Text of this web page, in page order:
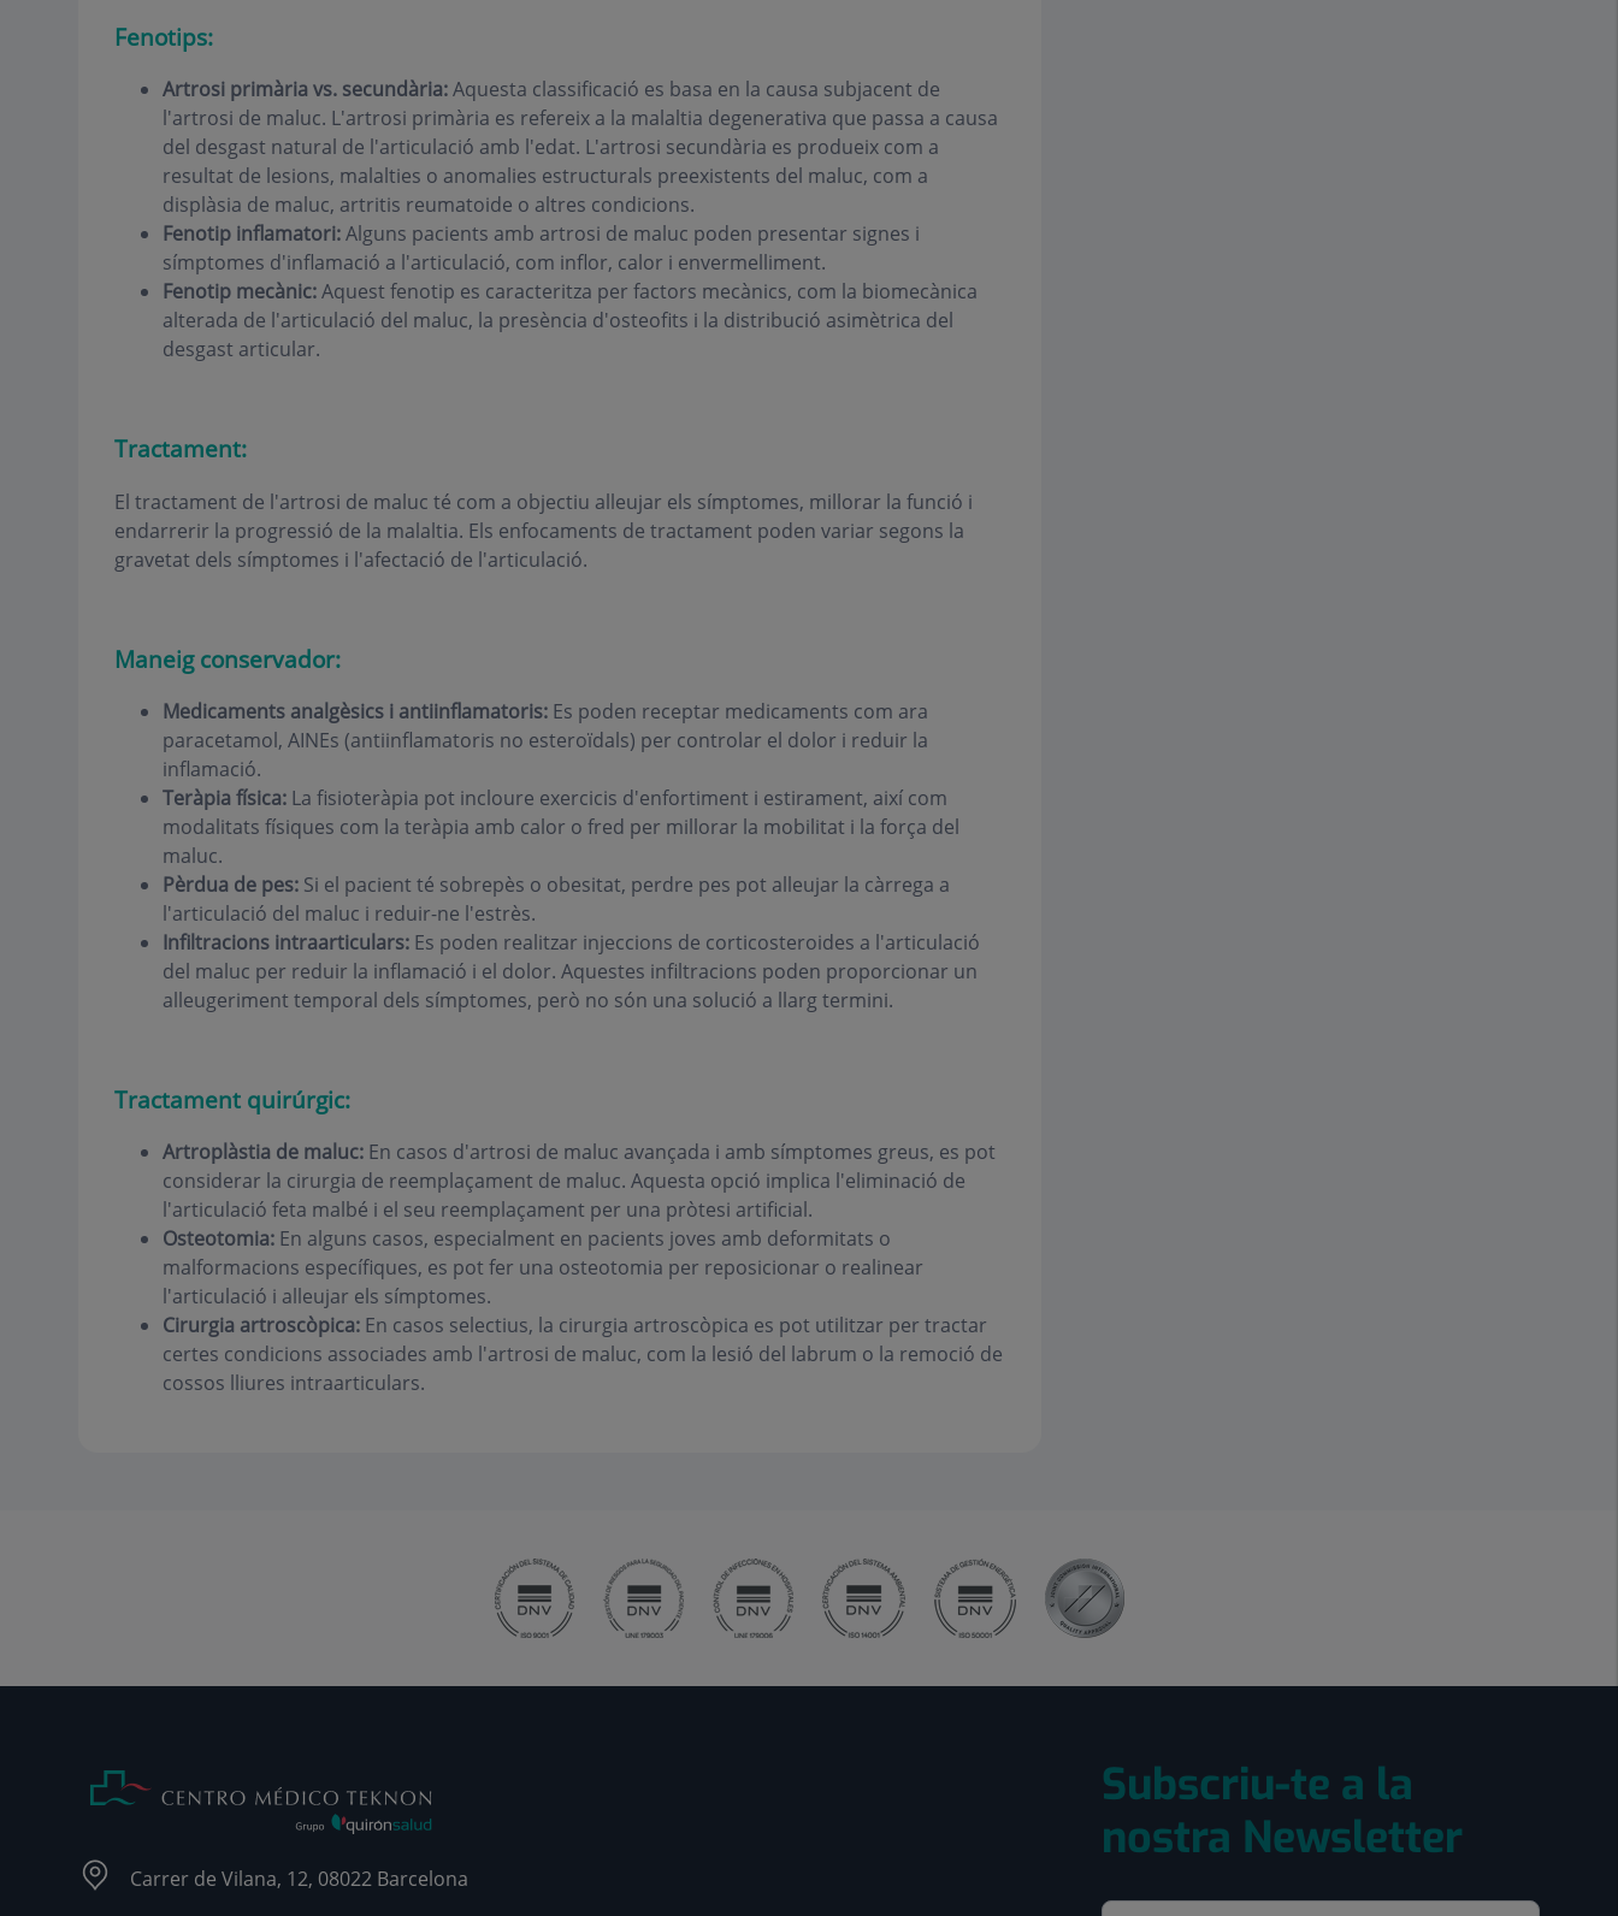
Fenotips:
Artrosi primària vs. secundària:Aquesta classificació es basa en la causa subjacent de
l'artrosi de maluc. L'artrosi primària es refereix a la malaltia degenerativa que passa a causa
del desgast natural de l'articulació amb l'edat. L'artrosi secundària es produeix com a
resultat de lesions, malalties o anomalies estructurals preexistents del maluc, com a
displàsia de maluc, artritis reumatoide o altres condicions.
Fenotip inflamatori:Alguns pacients amb artrosi de maluc poden presentar signes i
símptomes d'inflamació a l'articulació, com inflor, calor i envermelliment.
Fenotip mecànic:Aquest fenotip es caracteritza per factors mecànics, com la biomecànica
alterada de l'articulació del maluc, la presència d'osteofits i la distribució asimètrica del
desgast articular.
Tractament:
El tractament de l'artrosi de maluc té com a objectiu alleujar els símptomes, millorar la funció i
endarrerir la progressió de la malaltia. Els enfocaments de tractament poden variar segons la
gravetat dels símptomes i l'afectació de l'articulació.
Maneig conservador:
Medicaments analgèsics i antiinflamatoris:Es poden receptar medicaments com ara
paracetamol, AINEs (antiinflamatoris no esteroïdals) per controlar el dolor i reduir la
inflamació.
Teràpia física:La fisioteràpia pot incloure exercicis d'enfortiment i estirament, així com
modalitats físiques com la teràpia amb calor o fred per millorar la mobilitat i la força del
maluc.
Pèrdua de pes:Si el pacient té sobrepès o obesitat, perdre pes pot alleujar la càrrega a
l'articulació del maluc i reduir-ne l'estrès.
Infiltracions intraarticulars:Es poden realitzar injeccions de corticosteroides a l'articulació
del maluc per reduir la inflamació i el dolor. Aquestes infiltracions poden proporcionar un
alleugeriment temporal dels símptomes, però no són una solució a llarg termini.
Tractament quirúrgic:
Artroplàstia de maluc:En casos d'artrosi de maluc avançada i amb símptomes greus, es pot
considerar la cirurgia de reemplaçament de maluc. Aquesta opció implica l'eliminació de
l'articulació feta malbé i el seu reemplaçament per una pròtesi artificial.
Osteotomia:En alguns casos, especialment en pacients joves amb deformitats o
malformacions específiques, es pot fer una osteotomia per reposicionar o realinear
l'articulació i alleujar els símptomes.
Cirurgia artroscòpica:En casos selectius, la cirurgia artroscòpica es pot utilitzar per tractar
certes condicions associades amb l'artrosi de maluc, com la lesió del labrum o la remoció de
cossos lliures intraarticulars.
Carrer de Vilana, 12, 08022 Barcelona
Subscriu-te a la
nostra Newsletter